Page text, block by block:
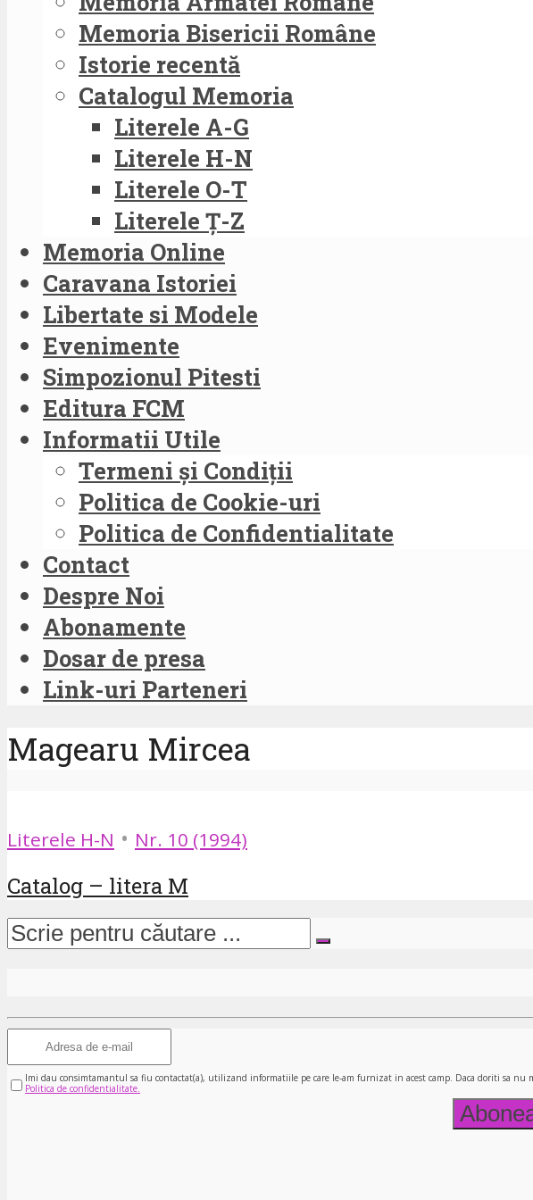
Memoria Bisericii Române
Istorie recentă
Catalogul Memoria
Literele A-G
Literele H-N
Literele O-T
Literele Ț-Z
Memoria Online
Caravana Istoriei
Libertate si Modele
Evenimente
Simpozionul Pitesti
Editura FCM
Informatii Utile
Termeni și Condiții
Politica de Cookie-uri
Politica de Confidentialitate
Contact
Despre Noi
Abonamente
Dosar de presa
Link-uri Parteneri
Magearu Mircea
Literele H-N • Nr. 10 (1994)
Catalog – litera M
Imi dau consimtamantul sa fiu contactat(a), utilizand informatiile pe care le-am furnizat in acest camp. Daca doriti sa
Politica de confidentialitate.